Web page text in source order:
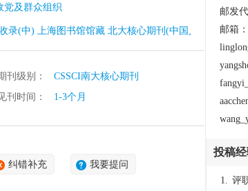
党及群众组织
录(中) 上海图书馆馆藏 北大核心期刊(中国人文社会科
刊级别：
CSSCI南大核心期刊
见刊时间：
1-3个月
纠错补充 我要提问
邮发
邮箱
投稿
1. 评